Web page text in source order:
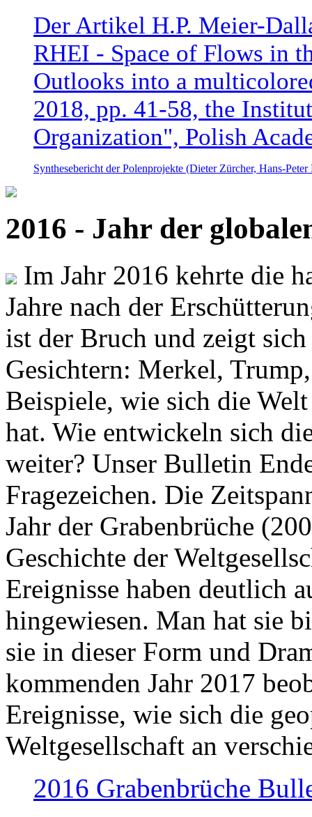
Der Artikel H.P. Meier-
RHEI - Space of Flows in
Outlooks into a
2018, pp. 41-58, the
Organization", Polish
Synthesebericht der Polenprojekte (Dieter Zürcher, Hans-
2016 - Jahr der
Im Jahr 2016 kehrte die
Jahre nach der
ist der Bruch und zeigt
Gesichtern: Merkel,
Beispiele, wie sich die
hat. Wie entwickeln sich
weiter? Unser Bulletin
Fragezeichen. Die
Jahr der Grabenbrüche
Geschichte der
Ereignisse haben deutlich
hingewiesen. Man hat sie
sie in dieser Form und
kommenden Jahr 2017
Ereignisse, wie sich die
Weltgesellschaft an
2016 Grabenbrüche